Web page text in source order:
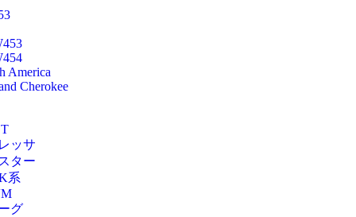
America
Cherokee
ッサ
ター
系
グ